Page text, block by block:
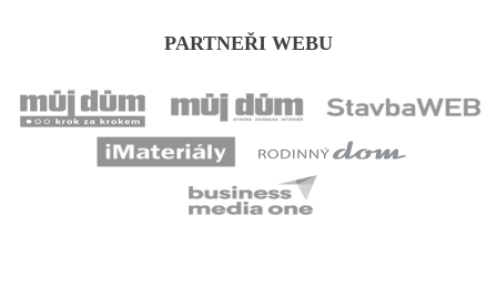
PARTNEŘI WEBU